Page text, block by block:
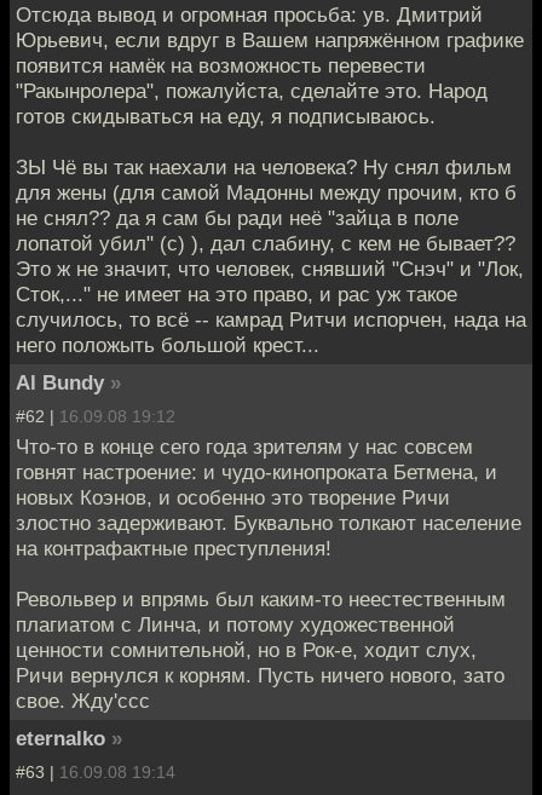
Отсюда вывод и огромная просьба: ув. Дмитрий
Юрьевич, если вдруг в Вашем напряжённом графике
появится намёк на возможность перевести
"Ракынролера", пожалуйста, сделайте это. Народ
готов скидываться на еду, я подписываюсь.
ЗЫ Чё вы так наехали на человека? Ну снял фильм
для жены (для самой Мадонны между прочим, кто б
не снял?? да я сам бы ради неё "зайца в поле
лопатой убил" (с) ), дал слабину, с кем не бывает??
Это ж не значит, что человек, снявший "Снэч" и "Лок,
Сток,..." не имеет на это право, и рас уж такое
случилось, то всё -- камрад Ритчи испорчен, нада на
него положыть большой крест...
Al Bundy »
#62 | 16.09.08 19:12
Что-то в конце сего года зрителям у нас совсем
говнят настроение: и чудо-кинопроката Бетмена, и
новых Коэнов, и особенно это творение Ричи
злостно задерживают. Буквально толкают население
на контрафактные преступления!
Револьвер и впрямь был каким-то неестественным
плагиатом с Линча, и потому художественной
ценности сомнительной, но в Рок-е, ходит слух,
Ричи вернулся к корням. Пусть ничего нового, зато
свое. Жду'ссс
eternalko »
#63 | 16.09.08 19:14